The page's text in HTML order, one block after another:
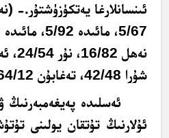
ئىنسانلارغا يەتكۈزۈشتۇر.- (نەھل
5/67، مائىدە 5/92، مائىدە 5/99، رەئد
شۇرا 42/48، تەغابۇن 64/12).
ئەسلىدە
ئۇلارنىڭ تۇتقان يولىنى